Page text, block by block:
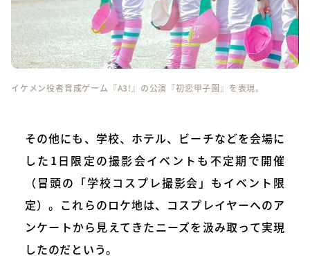
イケメン役者育成ゲーム『A3!』の公演『初恋甲子園』を表現。
その他にも、学校、ホテル、ビーチなどを会場に
した1日限定の撮影会イベントも不定期で開催
（冒頭の「学校コスプレ撮影会」もイベント限
定）。これらのロケ地は、コスプレイヤーへのア
ンケートから見えてきたニーズを汲み取って実現
したのだという。